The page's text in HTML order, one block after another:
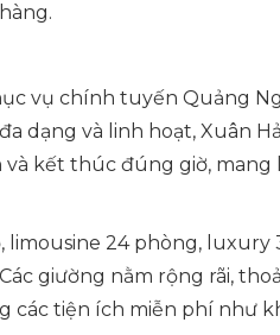
vụ chính tuyến Quảng
dạng và linh hoạt, Xuân
kết thúc đúng giờ, mang
limousine 24 phòng, luxury
giường nằm rộng rãi,
các tiện ích miễn phí như